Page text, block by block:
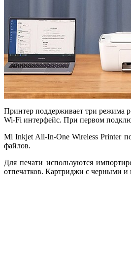
Принтер поддерживает три режима
Wi-Fi интерфейс. При первом
Mi Inkjet All-In-One Wireless Printer
файлов.
Для печати используются
отпечатков. Картриджи с черными